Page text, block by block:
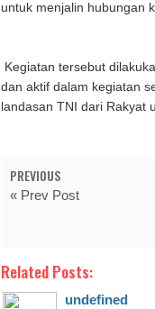
untuk menjalin hubungan
Kegiatan tersebut
dan aktif dalam kegiatan
landasan TNI dari Rakyat
PREVIOUS
« Prev Post
Related Posts:
undefined